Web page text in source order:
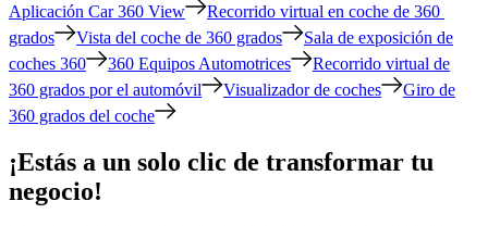
Aplicación Car 360 View
Recorrido virtual en coche de 360 ​​
grados
Vista del coche de 360 ​​grados
Sala de exposición de
coches 360
360 Equipos Automotrices
Recorrido virtual de
360 ​​grados por el automóvil
Visualizador de coches
Giro de
360 ​​grados del coche
¡Estás a un solo clic de transformar tu
negocio!